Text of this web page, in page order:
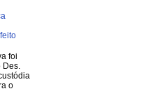
foi
Des.
o